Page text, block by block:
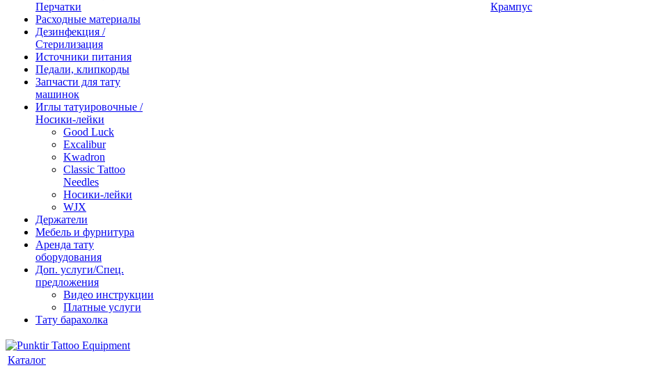
Перчатки
Расходные материалы
Дезинфекция /
Стерилизация
Источники питания
Педали, клипкорды
Запчасти для тату
машинок
Иглы татуировочные /
Носики-лейки
Good Luck
Excalibur
Kwadron
Classic Tattoo
Needles
Носики-лейки
WJX
Держатели
Мебель и фурнитура
Аренда тату
оборудования
Доп. услуги/Спец.
предложения
Видео инструкции
Платные услуги
Тату барахолка
Крампус
Каталог